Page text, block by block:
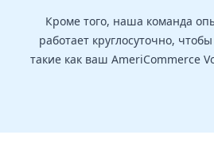
Кроме того, наша команда
работает круглосуточно,
такие как ваш AmeriCommerce